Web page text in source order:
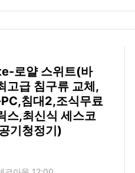
로얄 스위트(바
고급 침구류 교체,
침대2,조식무료
스,최신식 세스코
기청정기)